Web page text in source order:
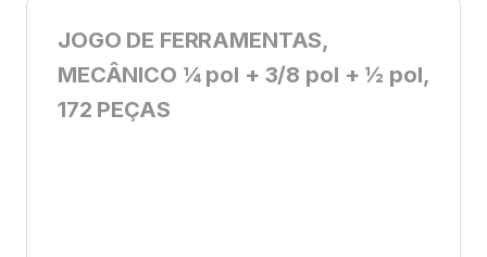
JOGO DE FERRAMENTAS,
MECÂNICO ¼ pol + 3/8 pol + ½ pol,
172 PEÇAS